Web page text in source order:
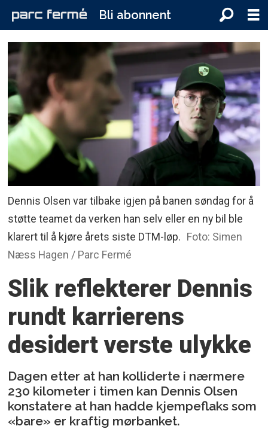
Bli abonnent
Dennis Olsen var tilbake igjen på banen søndag for å
støtte teamet da verken han selv eller en ny bil ble
klarert til å kjøre årets siste DTM-løp. Foto: Simen
Næss Hagen / Parc Fermé
Slik reflekterer Dennis
rundt karrierens
desidert verste ulykke
Dagen etter at han kolliderte i nærmere
230 kilometer i timen kan Dennis Olsen
konstatere at han hadde kjempeflaks som
«bare» er kraftig mørbanket.